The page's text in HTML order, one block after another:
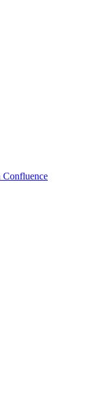
Confluence